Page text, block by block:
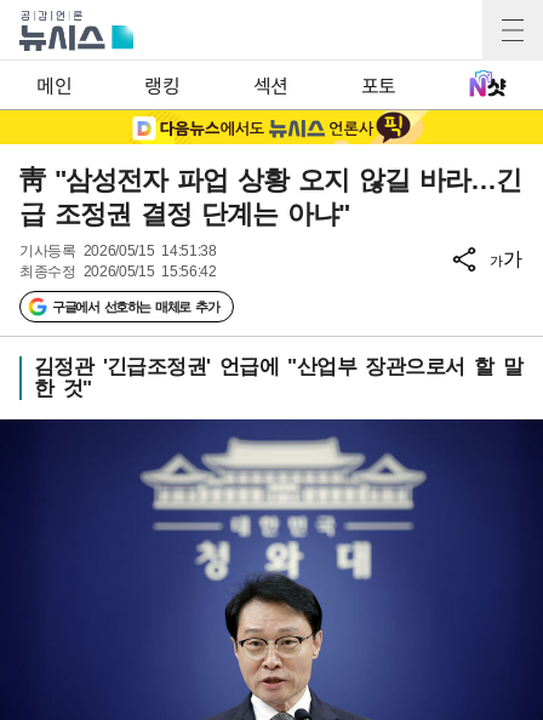
메인 랭킹 섹션 포토
靑 "삼성전자 파업 상황 오지 않길 바라…긴
급 조정권 결정 단계는 아냐"
기사등록 2026/05/15 14:51:38
최종수정 2026/05/15 15:56:42
구글에서 선호하는 매체로 추가
가가
김정관 '긴급조정권' 언급에 "산업부 장관으로서 할 말
한 것"